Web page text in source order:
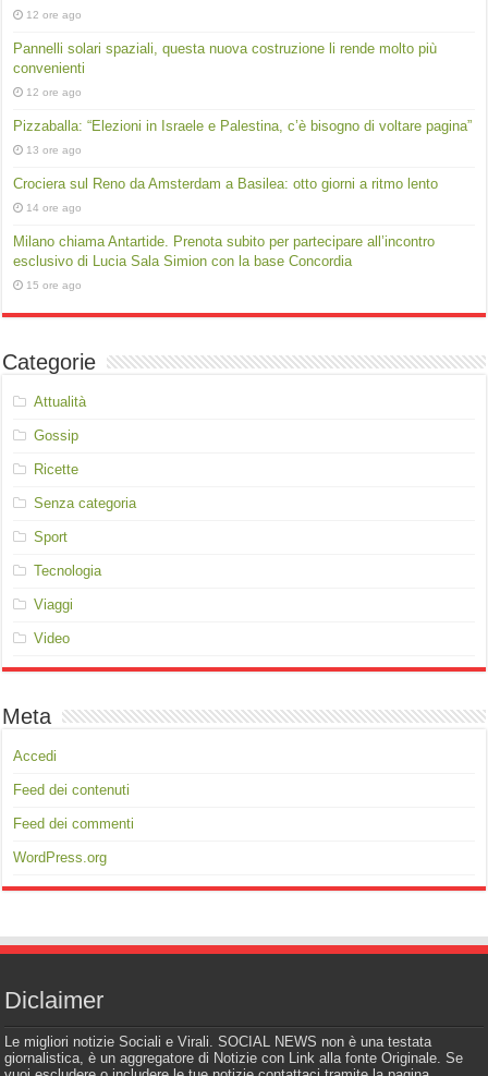
12 ore ago
Pannelli solari spaziali, questa nuova costruzione li rende molto più
convenienti
12 ore ago
Pizzaballa: “Elezioni in Israele e Palestina, c’è bisogno di voltare pagina”
13 ore ago
Crociera sul Reno da Amsterdam a Basilea: otto giorni a ritmo lento
14 ore ago
Milano chiama Antartide. Prenota subito per partecipare all’incontro
esclusivo di Lucia Sala Simion con la base Concordia
15 ore ago
Categorie
Attualità
Gossip
Ricette
Senza categoria
Sport
Tecnologia
Viaggi
Video
Meta
Accedi
Feed dei contenuti
Feed dei commenti
WordPress.org
Diclaimer
Le migliori notizie Sociali e Virali. SOCIAL NEWS non è una testata
giornalistica, è un aggregatore di Notizie con Link alla fonte Originale. Se